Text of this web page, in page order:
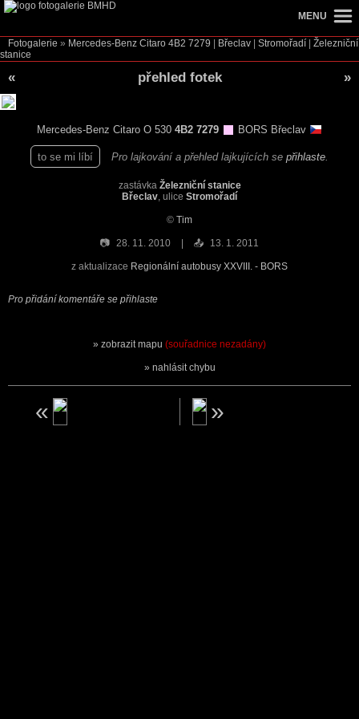
Fotogalerie » Mercedes-Benz Citaro 4B2 7279 Břeclav Stromořadí
Železniční
stanice
« přehled fotek »
Mercedes-Benz Citaro O 530 4B2 7279 BORS Břeclav
to se mi líbí Pro lajkování a přehled lajkujících se přihlaste
zastávka Železniční stanice
Břeclav, ulice Stromořadí
© Tim
📷 28. 11. 2010 📤 13. 1. 2011
z aktualizace Regionální autobusy XXVIII. - BORS
Pro přidání komentáře se přihlaste
zobrazit mapu (souřadnice nezadány)
nahlásit chybu
MENU